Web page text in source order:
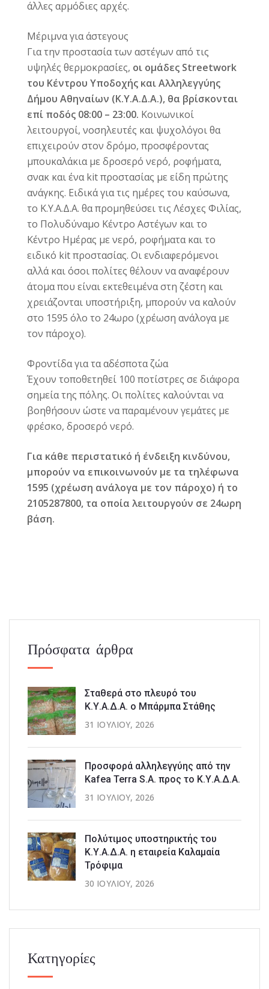
άλλες αρμόδιες αρχές.
Μέριμνα για άστεγους
Για την προστασία των αστέγων από τις
υψηλές θερμοκρασίες, οι ομάδες Streetwork
του Κέντρου Υποδοχής και Αλληλεγγύης
Δήμου Αθηναίων (Κ.Υ.Α.Δ.Α.), θα βρίσκονται
επί ποδός 08:00 – 23:00. Κοινωνικοί
λειτουργοί, νοσηλευτές και ψυχολόγοι θα
επιχειρούν στον δρόμο, προσφέροντας
μπουκαλάκια με δροσερό νερό, ροφήματα,
σνακ και ένα kit προστασίας με είδη πρώτης
ανάγκης. Ειδικά για τις ημέρες του καύσωνα,
το Κ.Υ.Α.Δ.Α. θα προμηθεύσει τις Λέσχες Φιλίας,
το Πολυδύναμο Κέντρο Αστέγων και το
Κέντρο Ημέρας με νερό, ροφήματα και το
ειδικό kit προστασίας. Οι ενδιαφερόμενοι
αλλά και όσοι πολίτες θέλουν να αναφέρουν
άτομα που είναι εκτεθειμένα στη ζέστη και
χρειάζονται υποστήριξη, μπορούν να καλούν
στο 1595 όλο το 24ωρο (χρέωση ανάλογα με
τον πάροχο).
Φροντίδα για τα αδέσποτα ζώα
Έχουν τοποθετηθεί 100 ποτίστρες σε διάφορα
σημεία της πόλης. Οι πολίτες καλούνται να
βοηθήσουν ώστε να παραμένουν γεμάτες με
φρέσκο, δροσερό νερό.
Για κάθε περιστατικό ή ένδειξη κινδύνου,
μπορούν να επικοινωνούν με τα τηλέφωνα
1595 (χρέωση ανάλογα με τον πάροχο) ή το
2105287800, τα οποία λειτουργούν σε 24ωρη
βάση.
Πρόσφατα άρθρα
Σταθερά στο πλευρό του
Κ.Υ.Α.Δ.Α. ο Μπάρμπα Στάθης
31 ΙΟΥΛΊΟΥ, 2026
Προσφορά αλληλεγγύης από την
Kafea Terra S.A. προς το Κ.Υ.Α.Δ.Α.
31 ΙΟΥΛΊΟΥ, 2026
Πολύτιμος υποστηρικτής του
Κ.Υ.Α.Δ.Α. η εταιρεία Καλαμαία
Τρόφιμα
30 ΙΟΥΛΊΟΥ, 2026
Κατηγορίες